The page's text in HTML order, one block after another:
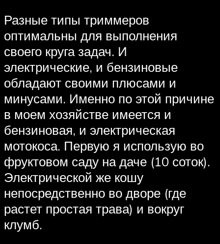
Разные типы триммеров
оптимальны для выполнения
своего круга задач. И
электрические, и бензиновые
обладают своими плюсами и
минусами. Именно по этой причине
в моем хозяйстве имеется и
бензиновая, и электрическая
мотокоса. Первую я использую во
фруктовом саду на даче (10 соток).
Электрической же кошу
непосредственно во дворе (где
растет простая трава) и вокруг
клумб.